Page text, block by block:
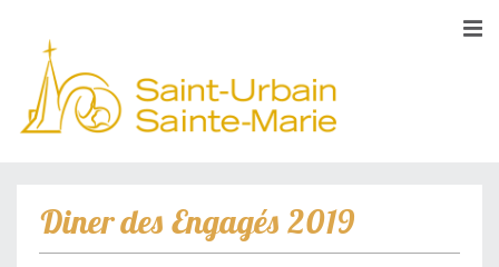
Diner des Engagés 2019